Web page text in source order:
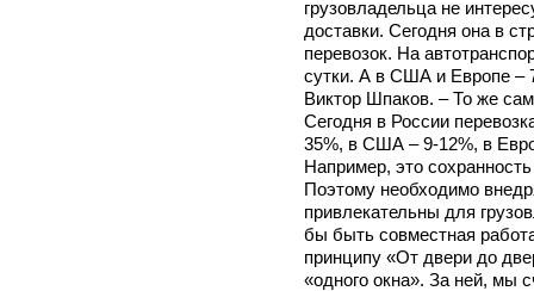
грузовладельца не
доставки. Сегодня она в
перевозок. На
сутки. А в США и Европе –
Виктор Шпаков. – То же
Сегодня в России
35%, в США – 9-12%, в
Например, это
Поэтому необходимо
привлекательны для
бы быть совместная
принципу «От двери до
«одного окна». За ней, мы